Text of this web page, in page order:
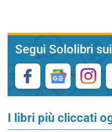
Segui Sololibri
I libri più cliccati